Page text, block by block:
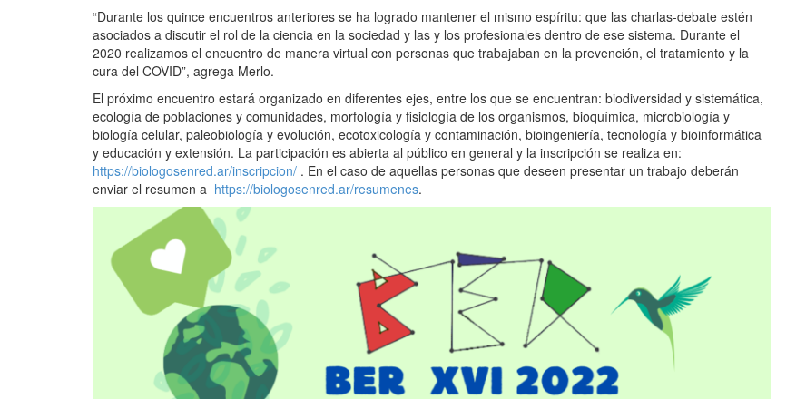
“Durante los quince encuentros anteriores se ha logrado mantener el mismo espíritu: que las charlas-debate estén
asociados a discutir el rol de la ciencia en la sociedad y las y los profesionales dentro de ese sistema. Durante el
2020 realizamos el encuentro de manera virtual con personas que trabajaban en la prevención, el tratamiento y la
cura del COVID”, agrega Merlo.
El próximo encuentro estará organizado en diferentes ejes, entre los que se encuentran: biodiversidad y sistemática,
ecología de poblaciones y comunidades, morfología y fisiología de los organismos, bioquímica, microbiología y
biología celular, paleobiología y evolución, ecotoxicología y contaminación, bioingeniería, tecnología y bioinformática
y educación y extensión. La participación es abierta al público en general y la inscripción se realiza en:
https://biologosenred.ar/inscripcion/ . En el caso de aquellas personas que deseen presentar un trabajo deberán
enviar el resumen a https://biologosenred.ar/resumenes.